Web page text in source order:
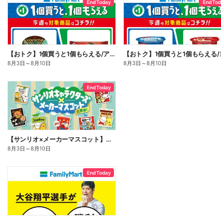
End Today
【おトク】1個買うと1個もらえる/アイス
8月3日 ～8月10日
End
8月3日 ～8月10日
End Today
【サンリオ×メーカーマスコット】オリジナルグッズ貰える!
8月3日 ～8月10日
End Today